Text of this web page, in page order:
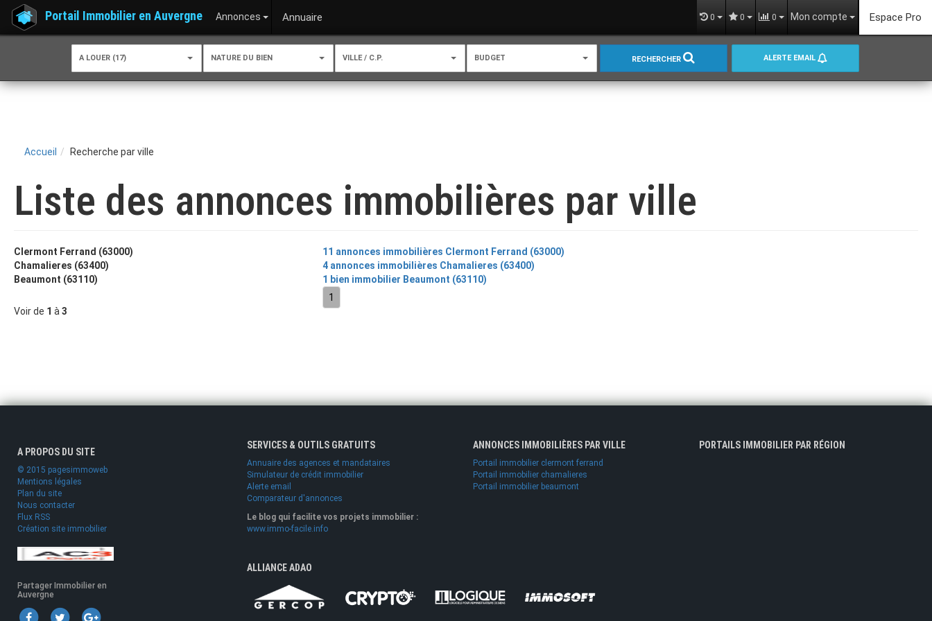
Portail Immobilier en Auvergne Annonces Annuaire 0 0 0 Mon compte Espace Pro
A LOUER (17) NATURE DU BIEN VILLE / C.P. BUDGET RECHERCHER ALERTE EMAIL
Accueil Recherche par ville
Liste des annonces immobilières par ville
Clermont Ferrand (63000)
11 annonces immobilières Clermont Ferrand (63000)
Chamalieres (63400)
4 annonces immobilières Chamalieres (63400)
Beaumont (63110)
1 bien immobilier Beaumont (63110)
Voir de 1 à 3
1
A PROPOS DU SITE
© 2015 pagesimmoweb
Mentions légales
Plan du site
Nous contacter
Flux RSS
Création site immobilier
Partager Immobilier en
Auvergne
SERVICES & OUTILS GRATUITS
Annuaire des agences et mandataires
Simulateur de crédit immobilier
Alerte email
Comparateur d'annonces
Le blog qui facilite vos projets immobilier :
www.immo-facile.info
ANNONCES IMMOBILIÈRES PAR VILLE
Portail immobilier clermont ferrand
Portail immobilier chamalieres
Portail immobilier beaumont
ALLIANCE ADAO
PORTAILS IMMOBILIER PAR RÉGION